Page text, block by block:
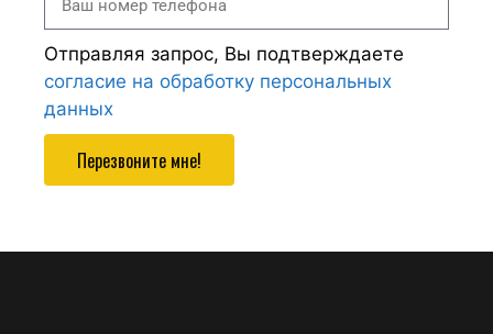
Отправляя запрос, Вы подтверждаете
согласие на обработку персональных
данных
Перезвоните мне!